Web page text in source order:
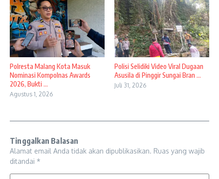
Polresta Malang Kota Masuk
Nominasi Kompolnas Awards
2026, Bukti ...
Agustus 1, 2026
Polisi Selidiki Video Viral Dugaan
Asusila di Pinggir Sungai Bran ...
Juli 31, 2026
Tinggalkan Balasan
Alamat email Anda tidak akan dipublikasikan. Ruas yang wajib
ditandai *